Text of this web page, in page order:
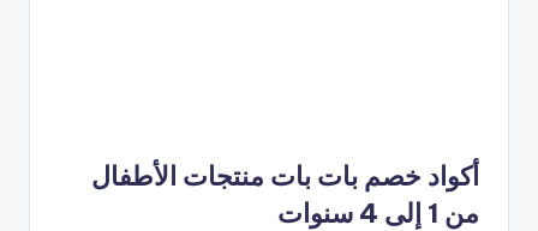
أكواد خصم بات بات منتجات الأطفال
من 1 إلى 4 سنوات